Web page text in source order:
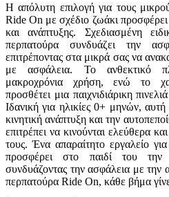
Η απόλυτη επιλογή για τους
Ride On με σχέδιο ζωάκι
και ανάπτυξης. Σχεδιασμένη
περπατούρα συνδυάζει την
επιτρέποντας στα μικρά σας να
με ασφάλεια. Το ανθεκτικό
μακροχρόνια χρήση, ενώ το
προσθέτει μια παιχνιδιάρικη
Ιδανική για ηλικίες 0+ μηνών,
κινητική ανάπτυξη και την
επιτρέπει να κινούνται ελεύθερα
τους. Ένα απαραίτητο εργαλείο
προσφέρει στο παιδί του
συνδυάζοντας την ασφάλεια με την
περπατούρα Ride On, κάθε βήμα